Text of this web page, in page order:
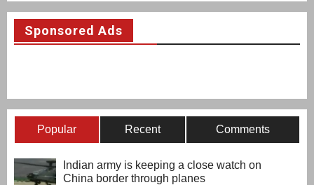
Sponsored Ads
Popular Recent Comments
Indian army is keeping a close watch on
China border through planes